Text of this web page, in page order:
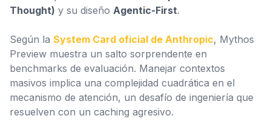
Thought) y su diseño Agentic-First.
Según la System Card oficial de Anthropic, Mythos
Preview muestra un salto sorprendente en
benchmarks de evaluación. Manejar contextos
masivos implica una complejidad cuadrática en el
mecanismo de atención, un desafío de ingeniería que
resuelven con un caching agresivo.